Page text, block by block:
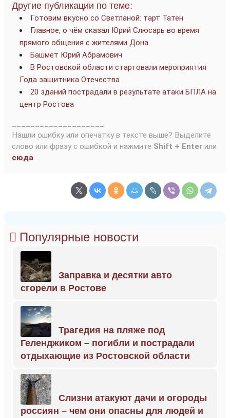
Другие публикации по теме:
Готовим вкусно со Светланой: тарт Татен
Главное, о чём сказал Юрий Слюсарь во время
прямого общения с жителями Дона
Башмет Юрий Абрамович
В Ростовской области стартовали мероприятия
Года защитника Отечества
20 зданий пострадали в результате атаки БПЛА на
центр Ростова
Нашли ошибку или опечатку в тексте выше? Выделите
слово или фразу с ошибкой и нажмите Shift + Enter или
сюда.
Популярные новости
Заправка и десятки авто
сгорели в Ростове
Трагедия на пляже под
Геленджиком – погибли и пострадали
отдыхающие из Ростовской области
Слизни атакуют дачи и огороды
россиян – чем они опасны для людей и